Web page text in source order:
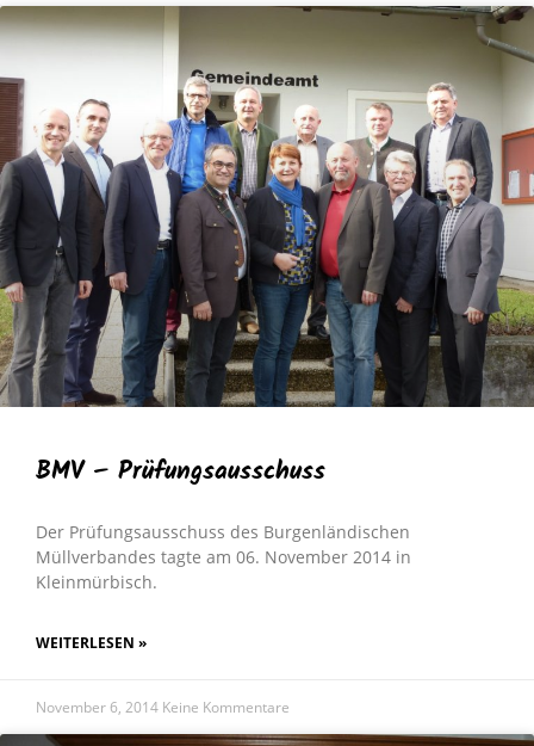
BMV – Prüfungsausschuss
Der Prüfungsausschuss des Burgenländischen
Müllverbandes tagte am 06. November 2014 in
Kleinmürbisch.
WEITERLESEN »
November 6, 2014 Keine Kommentare